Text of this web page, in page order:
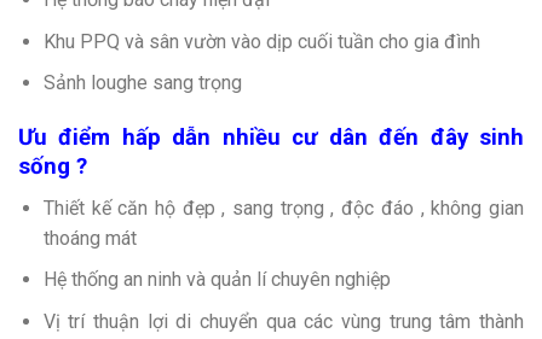
Khu PPQ và sân vườn vào dịp cuối tuần cho gia đình
Sảnh loughe sang trọng
Ưu điểm hấp dẫn nhiều cư dân đến đây sinh
sống ?
Thiết kế căn hộ đẹp , sang trọng , độc đáo , không gian
thoáng mát
Hệ thống an ninh và quản lí chuyên nghiệp
Vị trí thuận lợi di chuyển qua các vùng trung tâm thành